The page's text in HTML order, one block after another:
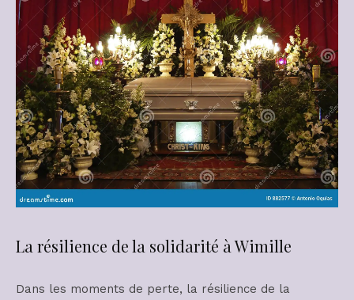
La résilience de la solidarité à Wimille
Dans les moments de perte, la résilience de la